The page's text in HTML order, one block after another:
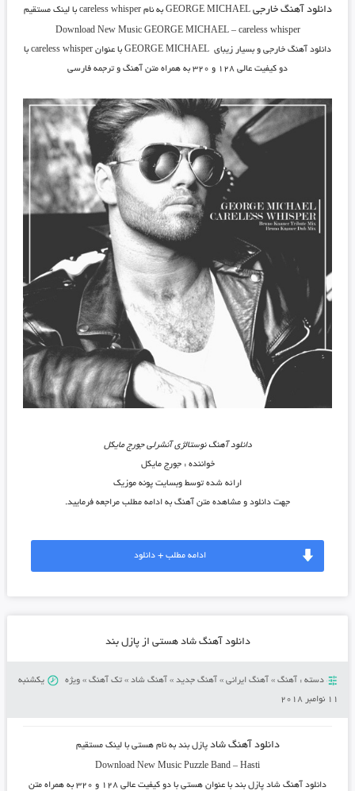
دانلود آهنگ خارجی GEORGE MICHAEL به نامcareless whisper با لینک مستقیم
Download New MusicGEORGE MICHAEL – careless whisper
دانلود آهنگ خارجی و بسیار زیبای GEORGE MICHAEL با عنوانcareless whisper
با
دو کیفیت عالی ۱۲۸ و ۳۲۰ به همراه متن آهنگ و ترجمه فارسی
دانلود آهنگ نوستالژی آنشرلی جورج مایکل
خواننده :جورج مایکل
ارائه شده توسط وبسایت پونه موزیک
جهت دانلود و مشاهده متن آهنگ به ادامه مطلب مراجعه فرمایید.
ادامه مطلب + دانلود
دانلود آهنگ شاد هستی از پازل بند
دسته : آهنگ» آهنگ ایرانی» آهنگ جدید» آهنگ شاد» تک آهنگ» ویژه
یکشنبه
11 نوامبر 2018
دانلود آهنگ شاد پازل بندبه نامهستیبا لینک مستقیم
Download New Music Puzzle Band–Hasti
دانلود آهنگ شاد پازل بند با عنوانهستی
با دو کیفیت عالی ۱۲۸ و ۳۲۰ به همراه متن